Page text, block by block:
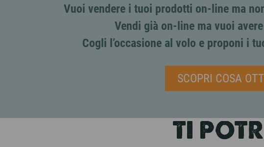
Vuoi vendere i tuoi prodotti on-line ma
Vendi già on-line ma vuoi
Cogli l’occasione al volo e proponi i
SCOPRI COSA
TI